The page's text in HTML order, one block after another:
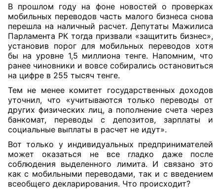
В прошлом году на фоне новостей о проверках
мобильных переводов часть малого бизнеса снова
перешла на наличный расчет. Депутаты Мажилиса
Парламента РК тогда призвали «защитить бизнес»,
установив порог для мобильных переводов хотя
бы на уровне 1,5 миллиона тенге. Напомним, что
ранее чиновники и вовсе собирались остановиться
на цифре в 255 тысяч тенге.
Тем не менее комитет государственных доходов
уточнил, что «учитываются только переводы от
других физических лиц, а пополнение счета через
банкомат, переводы с депозитов, зарплаты и
социальные выплаты в расчет не идут».
Вот только у индивидуальных предпринимателей
может оказаться не все гладко даже после
соблюдения выделенного лимита. И связано это
как с мобильными переводами, так и с введением
всеобщего декларирования. Что происходит?